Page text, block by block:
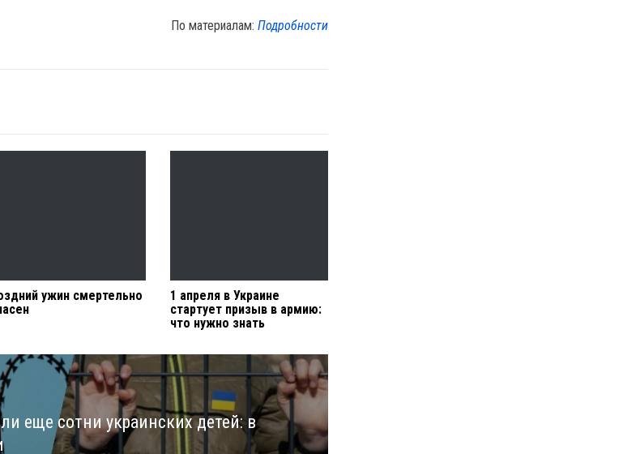
По материалам:Подробности
ужин смертельно
1 апреля в Украине
стартует призыв в армию:
что нужно знать
еще сотни украинских детей: в